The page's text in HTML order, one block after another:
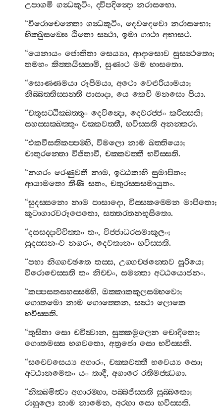
උපාගමි ගන්‍ධකුටිං,ද‍්විපදින්‍දො නරාසභො.
“විරොචෙන‍්තො ගන්‍ධකුටිං,දෙවදෙවො නරාසභො;
භික‍්ඛුසඞ‍්ඝෙ ඨිතො සත්‍ථා,ඉමා ගාථා අභාසථ.
“යෙනායං ජොතිතා සෙය්‍යා,ආදාසොව සුසන්‍ථතො;
තමහං කිත‍්තයිස‍්සාමි,සුණාථ මම භාසතො.
“සොණ‍්ණමයා රූපිමයා,අථො වෙළුරියාමයා;
නිබ‍්බත‍්තිස‍්සන‍්ති පාසාදා,යෙ කෙචි මනසො පියා.
“චතුසට‍්ඨික‍්ඛත‍්තුං දෙවින්‍දො,දෙවරජ‍්ජං කරිස‍්සති;
සහස‍්සක‍්ඛත‍්තුං චක‍්කවත‍්තී,භවිස‍්සති අනන‍්තරා.
“එකවීසතිකප‍්පම‍්හි,විමලො නාම ඛත‍්තියො;
චාතුරන‍්තො විජිතාවී,චක‍්කවත‍්තී භවිස‍්සති.
“නගරං රෙණුවතී නාම,ඉට‍්ඨකාහි සුමාපිතං;
ආයාමතො තීණි සතං,චතුරස‍්සසමායුතං.
“සුදස‍්සනො නාම පාසාදො,විස‍්සකම‍්මෙන මාපිතො;
කූටාගාරවරූපෙතො,සත‍්තරතනභූසිතො.
“දසසද‍්දාවිවිත‍්තං තං,විජ‍්ජාධරසමාකුලං;
සුදස‍්සනංව නගරං,දෙවතානං භවිස‍්සති.
“පභා නිග‍්ගච‍්ඡතෙ තස‍්ස,උග‍්ගච‍්ඡන‍්තෙව සූරියෙ;
විරොචෙස‍්සති තං නිච‍්චං,සමන‍්තා අට‍්ඨයොජනං.
“කප‍්පසතසහස‍්සම‍්හි,ඔක‍්කාකකුලසම‍්භවො;
ගොතමො නාම ගොත‍්තෙන,සත්‍ථා ලොකෙ
භවිස‍්සති.
“තුසිතා සො චවිත්‍වාන,සුක‍්කමූලෙන චොදිතො;
ගොතමස‍්ස භගවතො,අත්‍රජො සො භවිස‍්සති.
“සචෙවසෙය්‍ය අගාරං,චක‍්කවත‍්තී භවෙය්‍ය සො;
අට‍්ඨානමෙතං යං තාදී,අගාරෙ රතිමජ‍්ඣගා.
“නික‍්ඛමිත්‍වා අගාරම‍්හා,පබ‍්බජිස‍්සති සුබ‍්බතො;
රාහුලො නාම නාමෙන,අරහා සො භවිස‍්සති.